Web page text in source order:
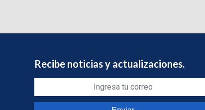
Recibe noticias y actualizaciones.